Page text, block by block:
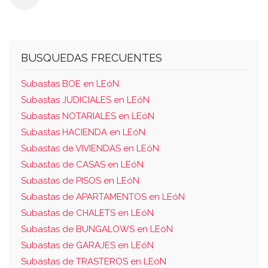
BUSQUEDAS FRECUENTES
Subastas BOE en LEóN
Subastas JUDICIALES en LEóN
Subastas NOTARIALES en LEóN
Subastas HACIENDA en LEóN
Subastas de VIVIENDAS en LEóN
Subastas de CASAS en LEóN
Subastas de PISOS en LEóN
Subastas de APARTAMENTOS en LEóN
Subastas de CHALETS en LEóN
Subastas de BUNGALOWS en LEóN
Subastas de GARAJES en LEóN
Subastas de TRASTEROS en LEóN